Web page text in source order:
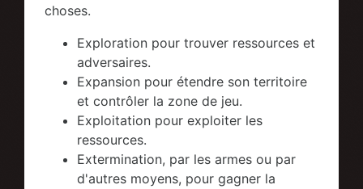
choses.
Exploration pour trouver ressources et
adversaires.
Expansion pour étendre son territoire
et contrôler la zone de jeu.
Exploitation pour exploiter les
ressources.
Extermination, par les armes ou par
d'autres moyens, pour gagner la